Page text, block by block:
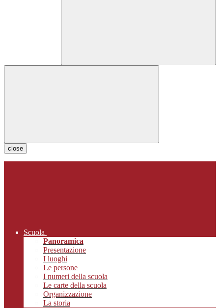
close
Scuola
Panoramica
Presentazione
I luoghi
Le persone
I numeri della scuola
Le carte della scuola
Organizzazione
La storia